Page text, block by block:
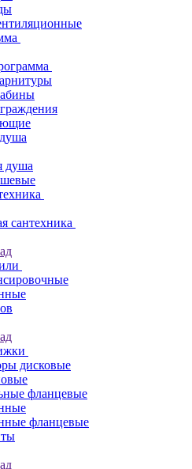
душа
сантехника
дисковые
фланцевые
фланцевые